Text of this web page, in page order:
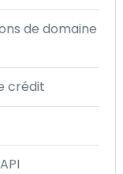
de domaine
crédit